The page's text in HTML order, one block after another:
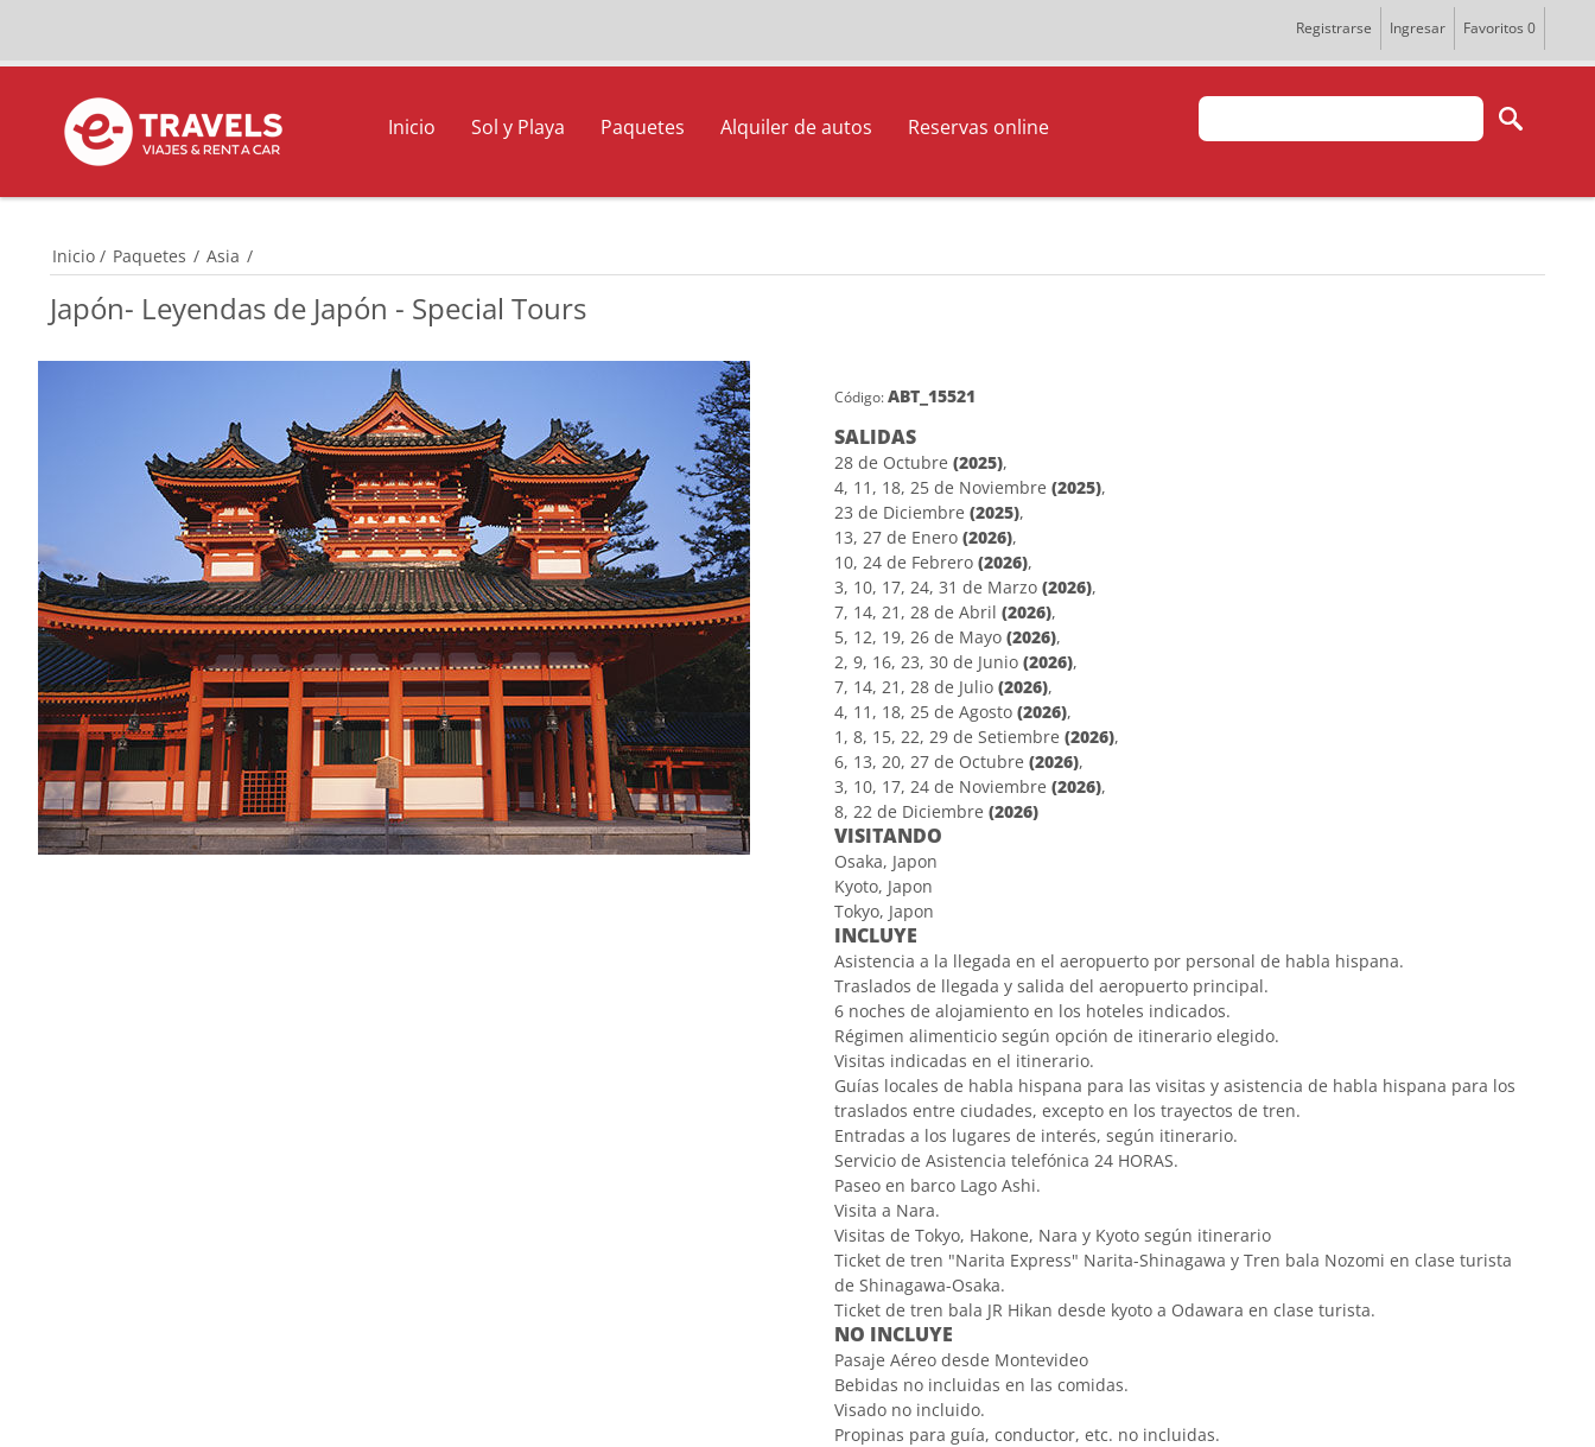
Registrarse Ingresar Favoritos 0
Inicio Sol y Playa Paquetes Alquiler de autos Reservas online
Inicio / Paquetes / Asia /
Japón- Leyendas de Japón - Special Tours
Código:ABT_15521
SALIDAS
28 de Octubre(2025),
4, 11, 18, 25 de Noviembre(2025),
23 de Diciembre(2025),
13, 27 de Enero(2026),
10, 24 de Febrero(2026),
3, 10, 17, 24, 31 de Marzo(2026),
7, 14, 21, 28 de Abril(2026),
5, 12, 19, 26 de Mayo(2026),
2, 9, 16, 23, 30 de Junio(2026),
7, 14, 21, 28 de Julio(2026),
4, 11, 18, 25 de Agosto(2026),
1, 8, 15, 22, 29 de Setiembre(2026),
6, 13, 20, 27 de Octubre(2026),
3, 10, 17, 24 de Noviembre(2026),
8, 22 de Diciembre(2026)
VISITANDO
Osaka, Japon
Kyoto, Japon
Tokyo, Japon
INCLUYE
Asistencia a la llegada en el aeropuerto por personal de habla hispana.
Traslados de llegada y salida del aeropuerto principal.
6 noches de alojamiento en los hoteles indicados.
Régimen alimenticio según opción de itinerario elegido.
Visitas indicadas en el itinerario.
Guías locales de habla hispana para las visitas y asistencia de habla hispana para los
traslados entre ciudades, excepto en los trayectos de tren.
Entradas a los lugares de interés, según itinerario.
Servicio de Asistencia telefónica 24 HORAS.
Paseo en barco Lago Ashi.
Visita a Nara.
Visitas de Tokyo, Hakone, Nara y Kyoto según itinerario
Ticket de tren "Narita Express" Narita-Shinagawa y Tren bala Nozomi en clase turista
de Shinagawa-Osaka.
Ticket de tren bala JR Hikan desde kyoto a Odawara en clase turista.
NO INCLUYE
Pasaje Aéreo desde Montevideo
Bebidas no incluidas en las comidas.
Visado no incluido.
Propinas para guía, conductor, etc. no incluidas.